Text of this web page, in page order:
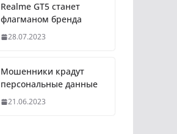
Realme GT5 станет
флагманом бренда
28.07.2023
Мошенники крадут
персональные данные
21.06.2023